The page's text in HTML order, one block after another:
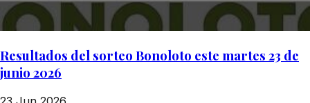
Resultados del sorteo Bonoloto este martes 23 de
junio 2026